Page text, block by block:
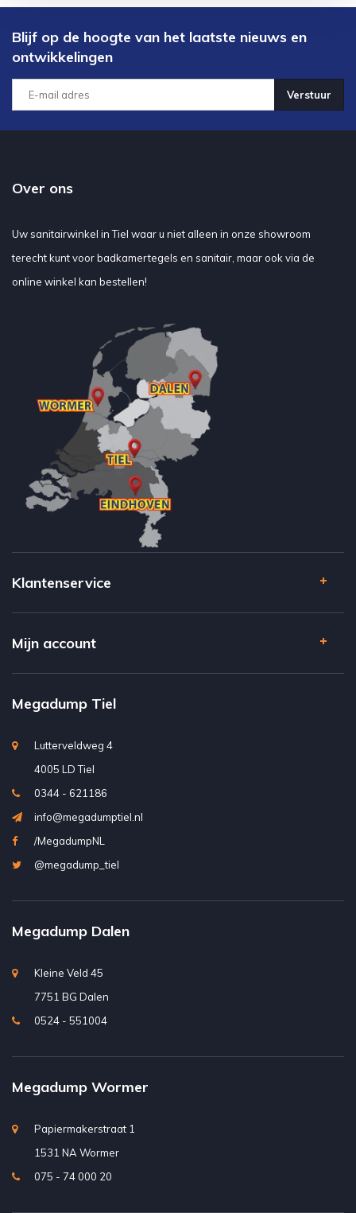
Blijf op de hoogte van het laatste nieuws en
ontwikkelingen
Verstuur
Over ons
Uw sanitairwinkel in Tiel waar u niet alleen in onze showroom
terecht kunt voor badkamertegels en sanitair, maar ook via de
online winkel kan bestellen!
Klantenservice
Mijn account
Megadump Tiel
Lutterveldweg 4
4005 LD Tiel
0344 - 621186
info@megadumptiel.nl
/MegadumpNL
@megadump_tiel
Megadump Dalen
Kleine Veld 45
7751 BG Dalen
0524 - 551004
Megadump Wormer
Papiermakerstraat 1
1531 NA Wormer
075 - 74 000 20